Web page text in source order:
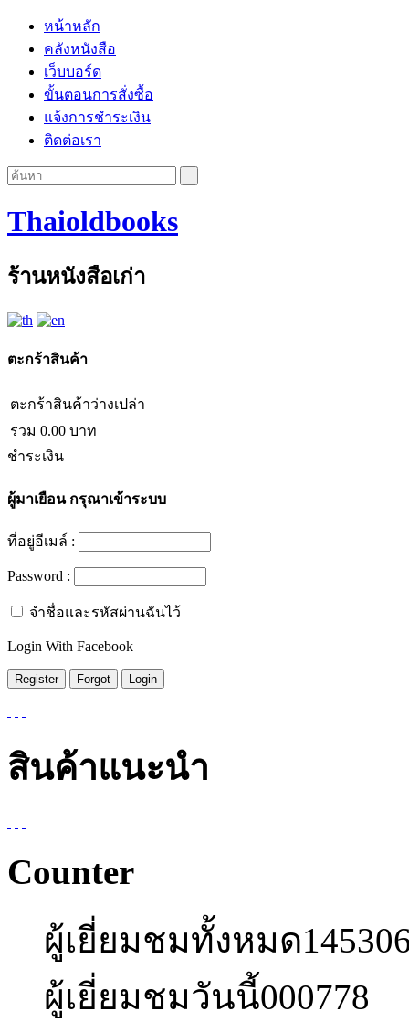
หน้าหลัก
คลังหนังสือ
เว็บบอร์ด
ขั้นตอนการสั่งซื้อ
แจ้งการชำระเงิน
ติดต่อเรา
Thaioldbooks
ร้านหนังสือเก่า
ตะกร้าสินค้า
ตะกร้าสินค้าว่างเปล่า
รวม 0.00 บาท
ชำระเงิน
ผู้มาเยือนกรุณาเข้าระบบ
ที่อยู่อีเมล์ :
Password :
จำชื่อและรหัสผ่านฉันไว้
Login With Facebook
สินค้าแนะนำ
Counter
ผู้เยี่ยมชมทั้งหมด
ผู้เยี่ยมชมวันนี้000778